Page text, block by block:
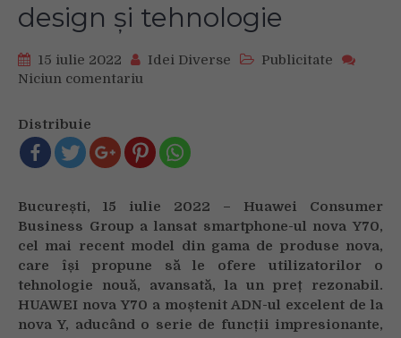
design și tehnologie
15 iulie 2022 Idei Diverse
Publicitate
Niciun comentariu
HUAWEI
nova
Y70
o
nouă
experiență
în
materie
de
design
Distribuie
București, 15 iulie 2022 – Huawei Consumer
Business Group a lansat smartphone-ul nova Y70,
cel mai recent model din gama de produse nova,
care își propune să le ofere utilizatorilor o
tehnologie nouă, avansată, la un preț rezonabil.
HUAWEI nova Y70 a moștenit ADN-ul excelent de la
nova Y, aducând o serie de funcții impresionante,